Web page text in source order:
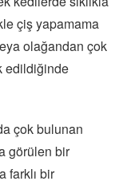
çiş yapamama
olağandan çok
edildiğinde
çok bulunan
görülen bir
farklı bir